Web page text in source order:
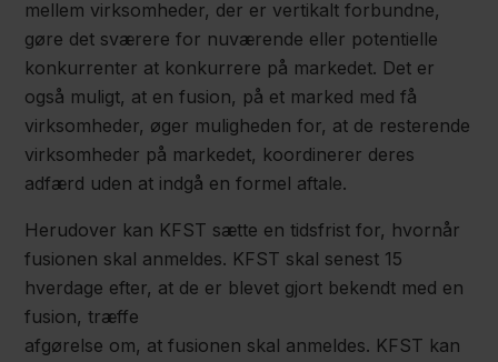
mellem virksomheder, der er vertikalt forbundne,
gøre det sværere for nuværende eller potentielle
konkurrenter at konkurrere på markedet. Det er
også muligt, at en fusion, på et marked med få
virksomheder, øger muligheden for, at de resterende
virksomheder på markedet, koordinerer deres
adfærd uden at indgå en formel aftale.
Herudover kan KFST sætte en tidsfrist for, hvornår
fusionen skal anmeldes. KFST skal senest 15
hverdage efter, at de er blevet gjort bekendt med en
fusion, træffe
afgørelse om, at fusionen skal anmeldes. KFST kan